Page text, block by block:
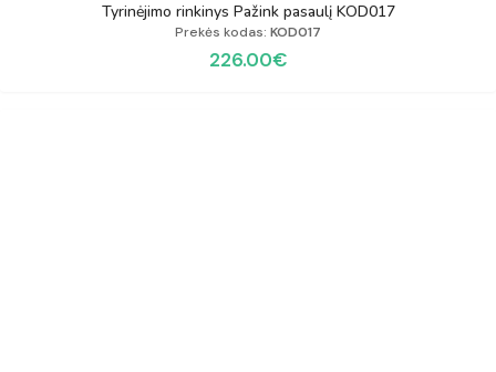
Tyrinėjimo rinkinys Pažink pasaulį KOD017
Prekės kodas: KOD017
226.00€